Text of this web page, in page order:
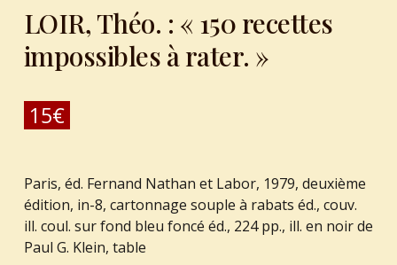
LOIR, Théo. : « 150 recettes
impossibles à rater. »
15€
Paris, éd. Fernand Nathan et Labor, 1979, deuxième
édition, in-8, cartonnage souple à rabats éd., couv.
ill. coul. sur fond bleu foncé éd., 224 pp., ill. en noir de
Paul G. Klein, table